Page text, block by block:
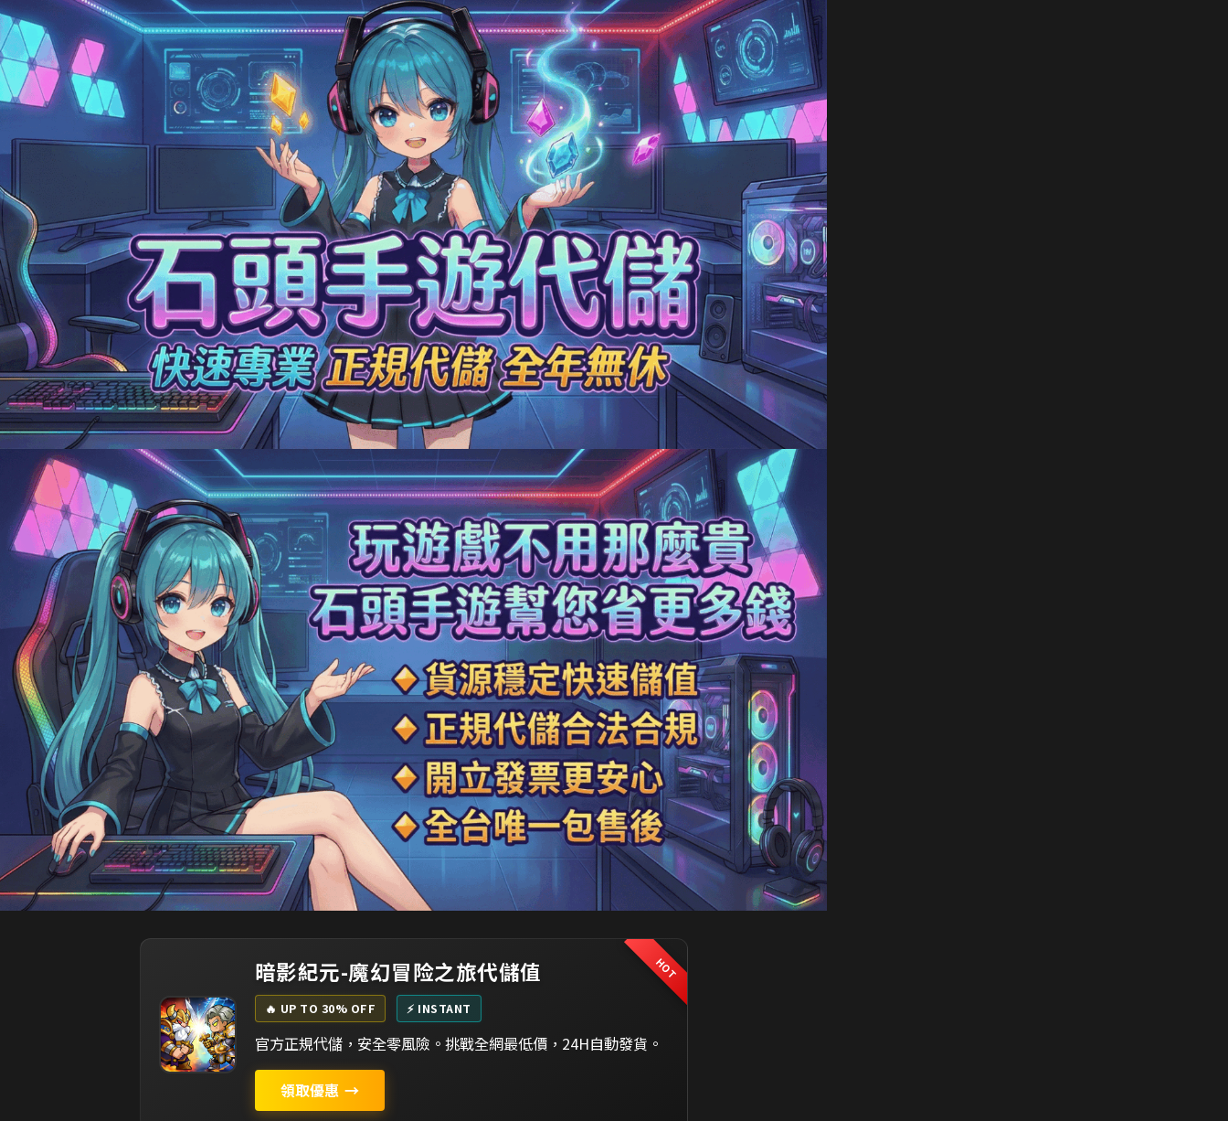
HOT
暗影紀元-魔幻冒险之旅代儲值
🔥 UP TO 30% OFF ⚡ INSTANT
官方正規代儲，安全零風險。挑戰全網最低價，24H自動發貨。
領取優惠 →